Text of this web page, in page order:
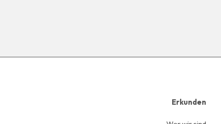
Erkunden